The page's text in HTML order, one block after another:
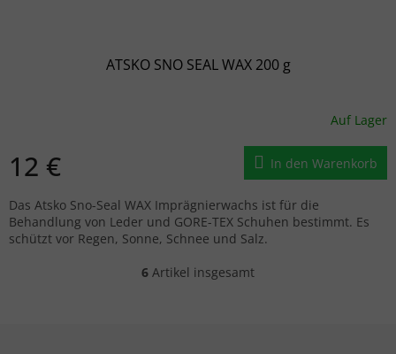
ATSKO SNO SEAL WAX 200 g
Auf Lager
12 € In den Warenkorb
Das Atsko Sno-Seal WAX Imprägnierwachs ist für die
Behandlung von Leder und GORE-TEX Schuhen bestimmt. Es
schützt vor Regen, Sonne, Schnee und Salz.
Steuerelemente der Liste
6 Artikel insgesamt